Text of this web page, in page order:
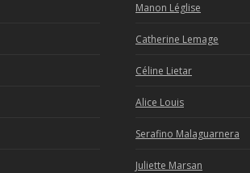
Manon Léglise
Catherine Lemage
Céline Lietar
Alice Louis
Serafino Malaguarnera
Juliette Marsan